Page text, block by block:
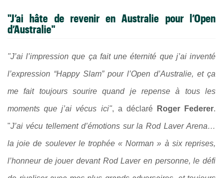
"J’ai hâte de revenir en Australie pour l’Open
d’Australie"
"J’ai l’impression que ça fait une éternité que j’ai inventé
l’expression “Happy Slam” pour l’Open d’Australie, et ça
me fait toujours sourire quand je repense à tous les
moments que j’ai vécus ici", a déclaré Roger Federer.
"J’ai vécu tellement d’émotions sur la Rod Laver Arena…
la joie de soulever le trophée « Norman » à six reprises,
l’honneur de jouer devant Rod Laver en personne, le défi